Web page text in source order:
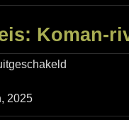
Koman-
2025